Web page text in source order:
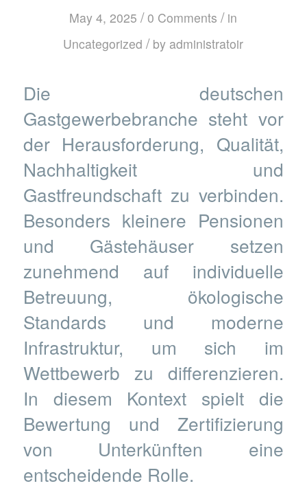
May 4, 2025 / 0 Comments / in
Uncategorized / by administratoir
Die deutschen
Gastgewerbebranche steht vor
der Herausforderung, Qualität,
Nachhaltigkeit und
Gastfreundschaft zu verbinden.
Besonders kleinere Pensionen
und Gästehäuser setzen
zunehmend auf individuelle
Betreuung, ökologische
Standards und moderne
Infrastruktur, um sich im
Wettbewerb zu differenzieren.
In diesem Kontext spielt die
Bewertung und Zertifizierung
von Unterkünften eine
entscheidende Rolle.